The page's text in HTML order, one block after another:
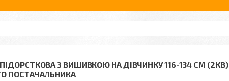
З ВИШИВКОЮ НА ДІВЧИНКУ 116-134 СМ (2КВ)
ПОСТАЧАЛЬНИКА